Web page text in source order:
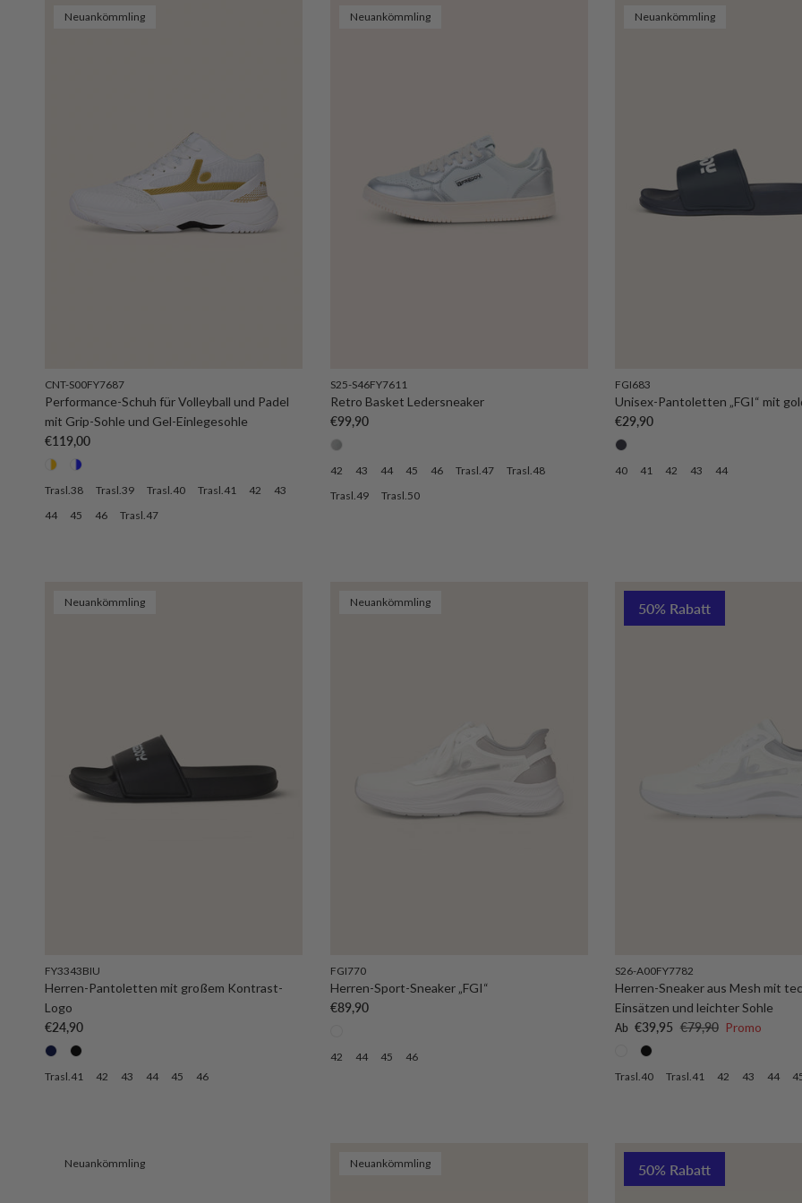
Neuankömmling
CNT-S00FY7687
Performance-Schuh für Volleyball und Padel
mit Grip-Sohle und Gel-Einlegesohle
Normaler Preis
€119,00
Trasl.38 Trasl.39 Trasl.40 Trasl.41 42
43
44
45 46 Trasl.47
Neuankömmling
S25-S46FY7611
Retro Basket Ledersneaker
Normaler Preis
€99,90
42 43 44 45 46 Trasl.47
Trasl.48
Trasl.49
Trasl.50
Neuankömmling
FGI683
Unisex-Pantoletten „FGI“ mit
Normaler Preis
€29,90
40 41 42 43 44
Neuankömmling
FY3343BIU
Herren-Pantoletten mit großem Kontrast-
Logo
Normaler Preis
€24,90
Trasl.41 42 43 44 45 46
Neuankömmling
FGI770
Herren-Sport-Sneaker „FGI“
Normaler Preis
€89,90
42 44 45 46
50% Rabatt
S26-A00FY7782
Herren-Sneaker aus Mesh mit
Einsätzen und leichter Sohle
Verkaufspreis
Ab €39,95 Normaler Preis
€79,90 Promo
Trasl.40 Trasl.41 42 43 44
Neuankömmling Neuankömmling 50% Rabatt